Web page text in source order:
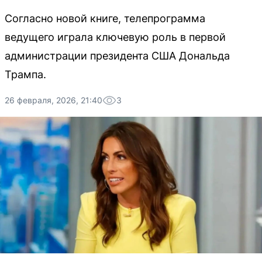
Согласно новой книге, телепрограмма
ведущего играла ключевую роль в первой
администрации президента США Дональда
Трампа.
26 февраля, 2026, 21:40 3